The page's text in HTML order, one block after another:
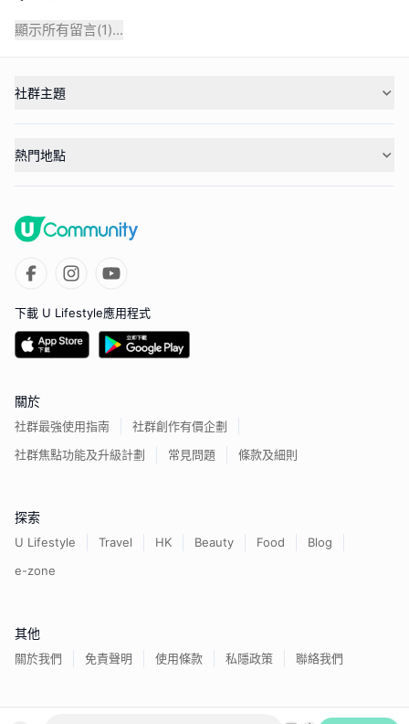
顯示所有留言(1)...
社群主題
熱門地點
下載 U Lifestyle應用程式
關於
社群最強使用指南
社群創作有價企劃
社群焦點功能及升級計劃
常見問題 條款及細則
探索
U Lifestyle Travel HK Beauty Food
Blog
e-zone
其他
關於我們 免責聲明 使用條款 私隱政策 聯絡我們